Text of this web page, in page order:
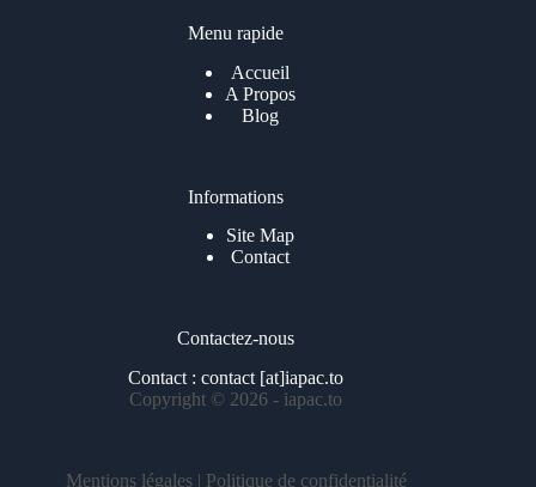
Menu rapide
Accueil
A Propos
Blog
Informations
Site Map
Contact
Contactez-nous
Contact : contact [at]iapac.to
Copyright © 2026 - iapac.to
Mentions légales| Politique de confidentialité